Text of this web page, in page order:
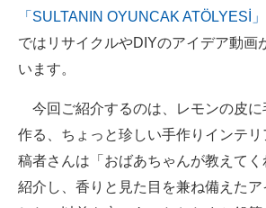
「SULTANIN OYUNCAK ATÖLYESİ」
ではリサイクルやDIYのアイデア動画
います。
今回ご紹介するのは、レモンの皮に
作る、ちょっと珍しい手作りインテ
稿者さんは「おばあちゃんが教えて
紹介し、香りと見た目を兼ね備えたア